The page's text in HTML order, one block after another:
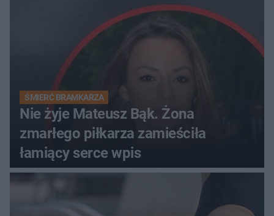
ŚMIERĆ BRAMKARZA
Nie żyje Mateusz Bąk. Żona
zmarłego piłkarza zamieściła
łamiący serce wpis